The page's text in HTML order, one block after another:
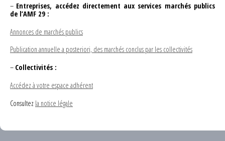
– Entreprises, accédez directement aux services marchés publics
de l’AMF 29 :
Annonces de marchés publics
Publication annuelle a posteriori, des marchés conclus par les collectivités
– Collectivités :
Accédez à votre espace adhérent
Consultez la notice légale